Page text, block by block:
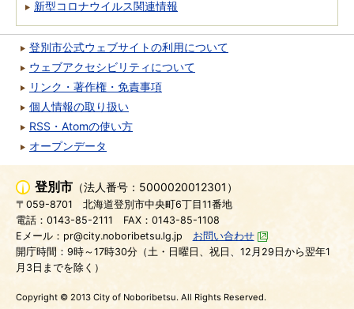
新型コロナウイルス関連情報
登別市公式ウェブサイトの利用について
ウェブアクセシビリティについて
リンク・著作権・免責事項
個人情報の取り扱い
RSS・Atomの使い方
オープンデータ
登別市 （法人番号：5000020012301）
〒059-8701
北海道登別市中央町6丁目11番地
電話：0143-85-2111
FAX：0143-85-1108
Eメール：pr@city.noboribetsu.lg.jp
お問い合わせ
開庁時間：9時～17時30分（土・日曜日、祝日、12月29日から翌年1
月3日までを除く）
Copyright © 2013 City of Noboribetsu. All Rights Reserved.